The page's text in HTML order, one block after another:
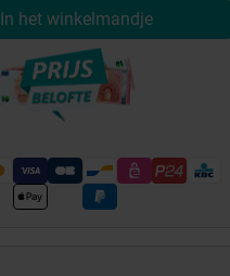
In het winkelmandje